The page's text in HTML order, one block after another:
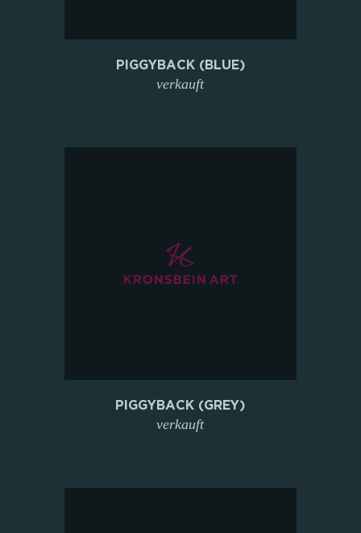
PIGGYBACK (BLUE)
verkauft
PIGGYBACK (GREY)
verkauft